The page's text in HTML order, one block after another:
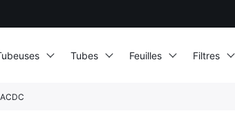
Tubes Feuilles Filtres